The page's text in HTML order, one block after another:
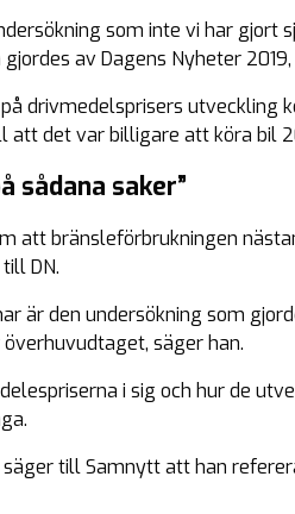
som inte vi har gjort
av Dagens Nyheter
drivmedelsprisers utveckling
det var billigare att köra bil
sådana saker”
att bränsleförbrukningen
DN.
är den undersökning som
säger han.
i sig och hur de
säger till Samnytt att han